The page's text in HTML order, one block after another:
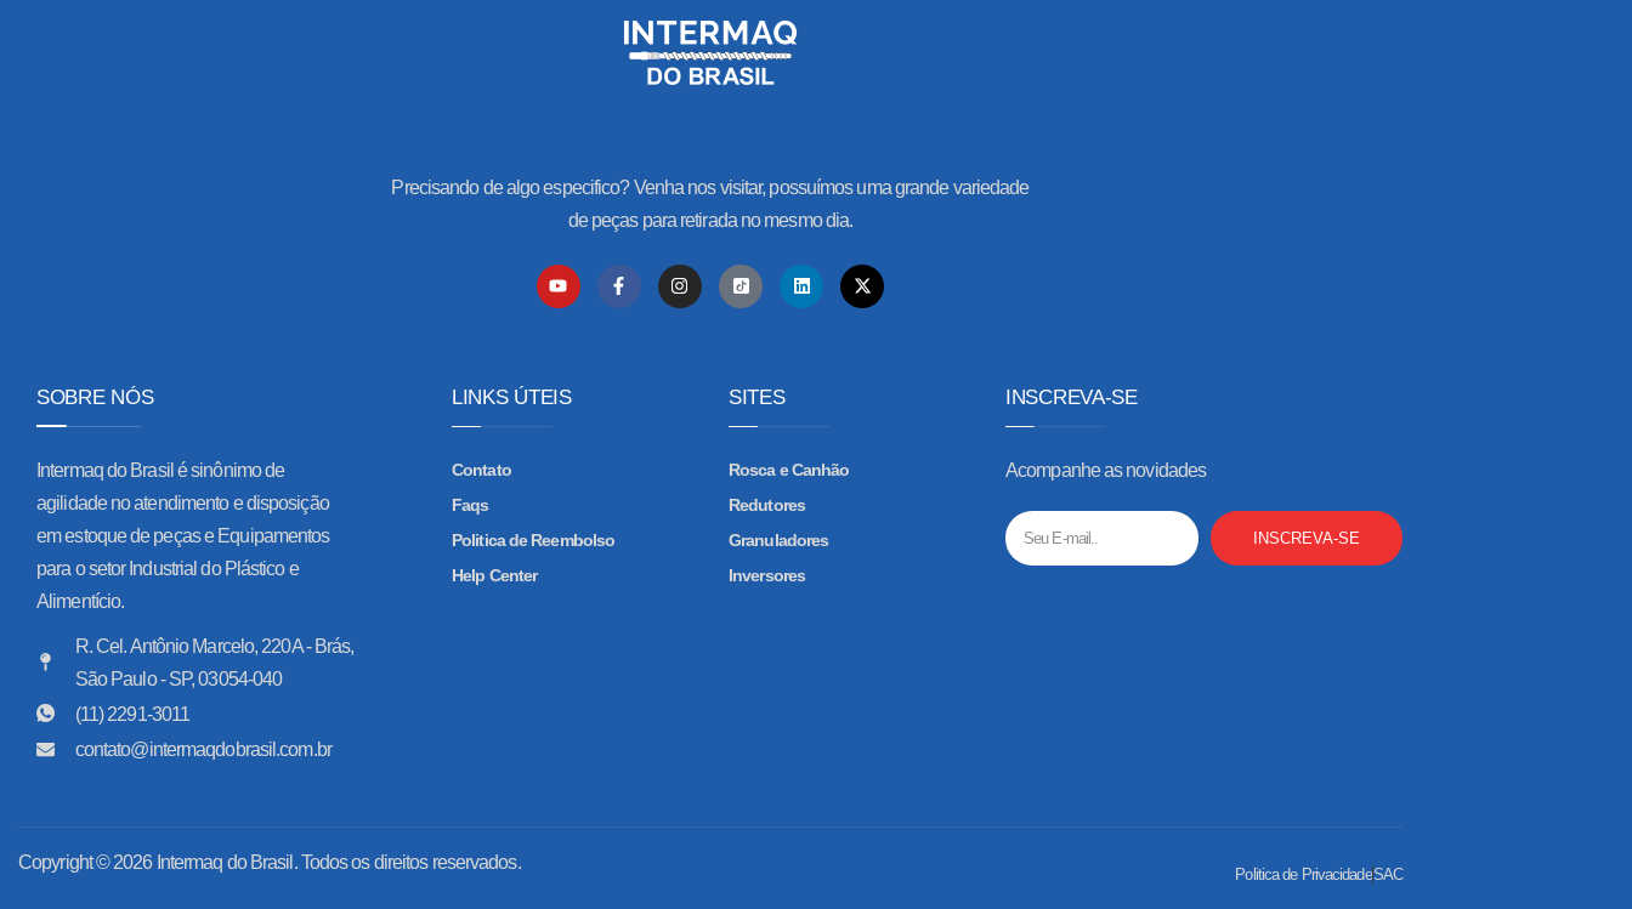
Precisando de algo especifico? Venha nos visitar, possuímos uma grande variedade
de peças para retirada no mesmo dia.
SOBRE NÓS
Intermaq do Brasil é sinônimo de
agilidade no atendimento e disposição
em estoque de peças e Equipamentos
para o setor Industrial do Plástico e
Alimentício.
R. Cel. Antônio Marcelo, 220A - Brás,
São Paulo - SP, 03054-040
(11) 2291-3011
contato@intermaqdobrasil.com.br
LINKS ÚTEIS
Contato
Faqs
Politica de Reembolso
Help Center
SITES
Rosca e Canhão
Redutores
Granuladores
Inversores
INSCREVA-SE
Acompanhe as novidades
INSCREVA-SE
Copyright © 2026 Intermaq do Brasil. Todos os direitos reservados.
Politica de PrivacidadeSAC